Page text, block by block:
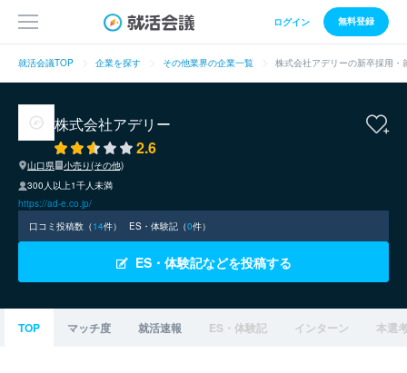
ログイン 無料登録
就活会議TOP 企業を探す その他業界の企業一覧 株式会社アデリーの新卒採用・
株式会社アデリー
2.6
山口県
小売り(その他)
300人以上1千人未満
https://ad-e.co.jp/
口コミ投稿数（14件） ES・体験記（0件）
ES・体験記などを投稿する
TOP マッチ度 就活速報 ES・体験記 インターン 本選